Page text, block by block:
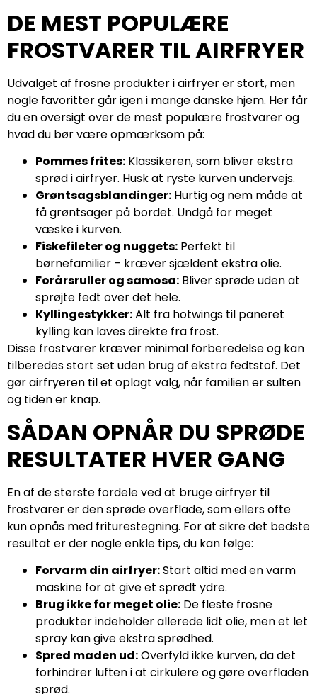
DE MEST POPULÆRE
FROSTVARER TIL AIRFRYER
Udvalget af frosne produkter i airfryer er stort, men
nogle favoritter går igen i mange danske hjem. Her får
du en oversigt over de mest populære frostvarer og
hvad du bør være opmærksom på:
Pommes frites: Klassikeren, som bliver ekstra
sprød i airfryer. Husk at ryste kurven undervejs.
Grøntsagsblandinger: Hurtig og nem måde at
få grøntsager på bordet. Undgå for meget
væske i kurven.
Fiskefileter og nuggets: Perfekt til
børnefamilier – kræver sjældent ekstra olie.
Forårsruller og samosa: Bliver sprøde uden at
sprøjte fedt over det hele.
Kyllingestykker:Alt fra hotwings til paneret
kylling kan laves direkte fra frost.
Disse frostvarer kræver minimal forberedelse og kan
tilberedes stort set uden brug af ekstra fedtstof. Det
gør airfryeren til et oplagt valg, når familien er sulten
og tiden er knap.
SÅDAN OPNÅR DU SPRØDE
RESULTATER HVER GANG
En af de største fordele ved at bruge airfryer til
frostvarer er den sprøde overflade, som ellers ofte
kun opnås med friturestegning. For at sikre det bedste
resultat er der nogle enkle tips, du kan følge:
Forvarm din airfryer:Start altid med en varm
maskine for at give et sprødt ydre.
Brug ikke for meget olie: De fleste frosne
produkter indeholder allerede lidt olie, men et let
spray kan give ekstra sprødhed.
Spred maden ud:Overfyld ikke kurven, da det
forhindrer luften i at cirkulere og gøre overfladen
sprød.